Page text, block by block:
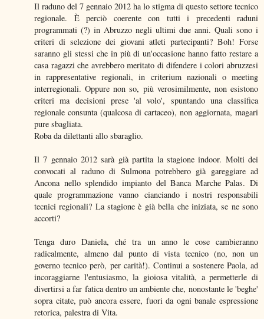
Il raduno del 7 gennaio 2012 ha lo stigma di questo settore tecnico
regionale. È perciò coerente con tutti i precedenti raduni
programmati (?) in Abruzzo negli ultimi due anni. Quali sono i
criteri di selezione dei giovani atleti partecipanti? Boh! Forse
saranno gli stessi che in più di un'occasione hanno fatto restare a
casa ragazzi che avrebbero meritato di difendere i colori abruzzesi
in rappresentative regionali, in criterium nazionali o meeting
interregionali. Oppure non so, più verosimilmente, non esistono
criteri ma decisioni prese 'al volo', spuntando una classifica
regionale consunta (qualcosa di cartaceo), non aggiornata, magari
pure sbagliata.
Roba da dilettanti allo sbaraglio.
Il 7 gennaio 2012 sarà già partita la stagione indoor. Molti dei
convocati al raduno di Sulmona potrebbero già gareggiare ad
Ancona nello splendido impianto del Banca Marche Palas. Di
quale programmazione vanno cianciando i nostri responsabili
tecnici regionali? La stagione è già bella che iniziata, se ne sono
accorti?
Tenga duro Daniela, ché tra un anno le cose cambieranno
radicalmente, almeno dal punto di vista tecnico (no, non un
governo tecnico però, per carità!). Continui a sostenere Paola, ad
incoraggiarne l'entusiasmo, la gioiosa vitalità, a permetterle di
divertirsi a far fatica dentro un ambiente che, nonostante le 'beghe'
sopra citate, può ancora essere, fuori da ogni banale espressione
retorica, palestra di Vita.